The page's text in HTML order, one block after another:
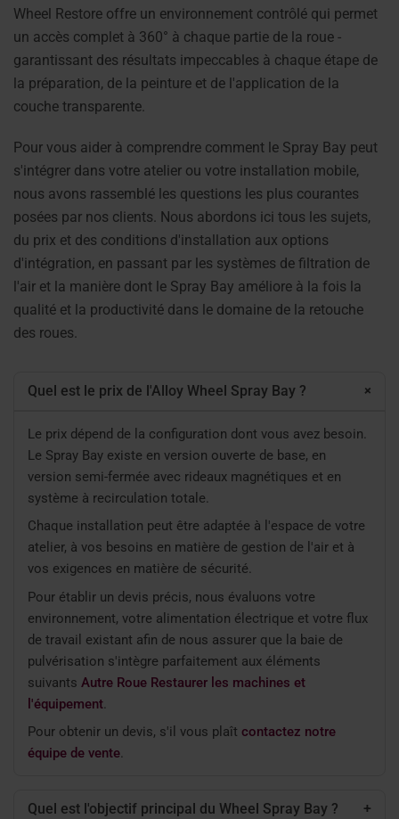
Wheel Restore offre un environnement contrôlé qui permet
un accès complet à 360° à chaque partie de la roue -
garantissant des résultats impeccables à chaque étape de
la préparation, de la peinture et de l'application de la
couche transparente.
Pour vous aider à comprendre comment le Spray Bay peut
s'intégrer dans votre atelier ou votre installation mobile,
nous avons rassemblé les questions les plus courantes
posées par nos clients. Nous abordons ici tous les sujets,
du prix et des conditions d'installation aux options
d'intégration, en passant par les systèmes de filtration de
l'air et la manière dont le Spray Bay améliore à la fois la
qualité et la productivité dans le domaine de la retouche
des roues.
Quel est le prix de l'Alloy Wheel Spray Bay ? +
Le prix dépend de la configuration dont vous avez besoin.
Le Spray Bay existe en version ouverte de base, en
version semi-fermée avec rideaux magnétiques et en
système à recirculation totale.
Chaque installation peut être adaptée à l'espace de votre
atelier, à vos besoins en matière de gestion de l'air et à
vos exigences en matière de sécurité.
Pour établir un devis précis, nous évaluons votre
environnement, votre alimentation électrique et votre flux
de travail existant afin de nous assurer que la baie de
pulvérisation s'intègre parfaitement aux éléments
suivants Autre Roue Restaurer les machines et
l'équipement.
Pour obtenir un devis, s'il vous plaît contactez notre
équipe de vente.
Quel est l'objectif principal du Wheel Spray Bay ? +